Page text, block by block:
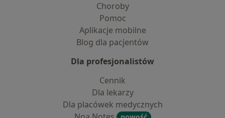
Choroby
Pomoc
Aplikacje mobilne
Blog dla pacjentów
Dla profesjonalistów
Cennik
Dla lekarzy
Dla placówek medycznych